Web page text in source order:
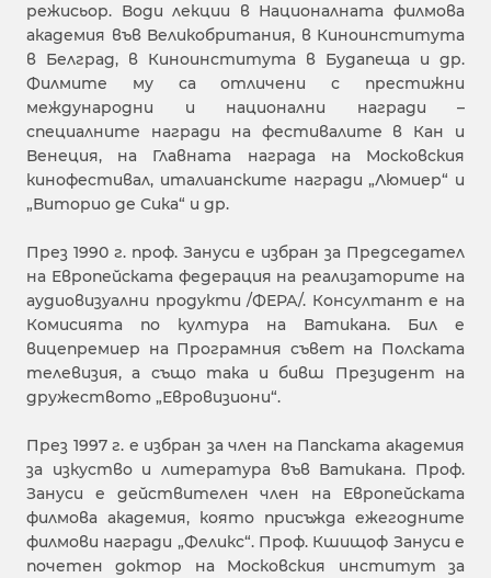
режисьор. Води лекции в Националната филмова
академия във Великобритания, в Киноинститута
в Белград, в Киноинститута в Будапеща и др.
Филмите му са отличени с престижни
международни и национални награди –
специалните награди на фестивалите в Кан и
Венеция, на Главната награда на Московския
кинофестивал, италианските награди „Люмиер“ и
„Виторио де Сика“ и др.
През 1990 г. проф. Зануси е избран за Председател
на Европейската федерация на реализаторите на
аудиовизуални продукти /ФЕРА/. Консултант е на
Комисията по култура на Ватикана. Бил е
вицепремиер на Програмния съвет на Полската
телевизия, а също така и бивш Президент на
дружеството „Евровизиони“.
През 1997 г. е избран за член на Папската академия
за изкуство и литература във Ватикана. Проф.
Зануси е действителен член на Европейската
филмова академия, която присъжда ежегодните
филмови награди „Феликс“. Проф. Кшищоф Зануси е
почетен доктор на Московския институт за